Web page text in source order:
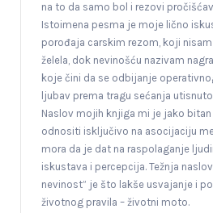
na to da samo bol i rezovi
Istoimena pesma je moje lično
porođaja carskim rezom, koji
želela, dok nevinošću nazivam
koje čini da se odbijanje
ljubav prema tragu sećanja
Naslov mojih knjiga mi je jako bitan
odnositi isključivo na asocijaciju
mora da je dat na raspolaganje
iskustava i percepcija. Težnja
nevinost” je što lakše usvajanje i
životnog pravila – životni moto.